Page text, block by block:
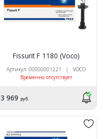
Fissurit F 1180 (Voсo)
Артикул: 00000001221 | VOCO
Временно отсутствует
3 969 руб.